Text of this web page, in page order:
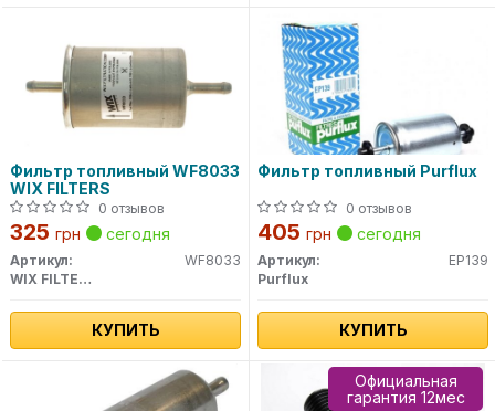
Фильтр топливный WF8033
WIX FILTERS
0 отзывов
325 грн сегодня
Артикул:
WF8033
WIX FILTERS
КУПИТЬ
Фильтр топливный Purflux
0 отзывов
405 грн сегодня
Артикул:
EP139
Purflux
КУПИТЬ
Официальная
гарантия 12мес